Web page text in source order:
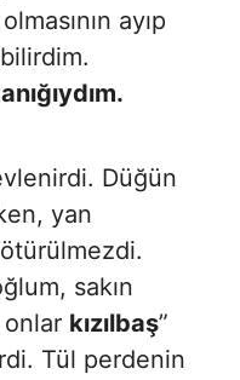
ayıp
Düğün
yan
sakın
kızılbaş”
Tül perdenin